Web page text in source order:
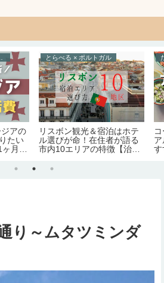
とらべる × ポルトガル
リスボン観光＆宿泊はホテ
ル選びが命！在住者が語る
市内10エリアの特徴【治
たべる × コ
コーカサス
アルメニア
すすめグ
り～ムタツミンダ